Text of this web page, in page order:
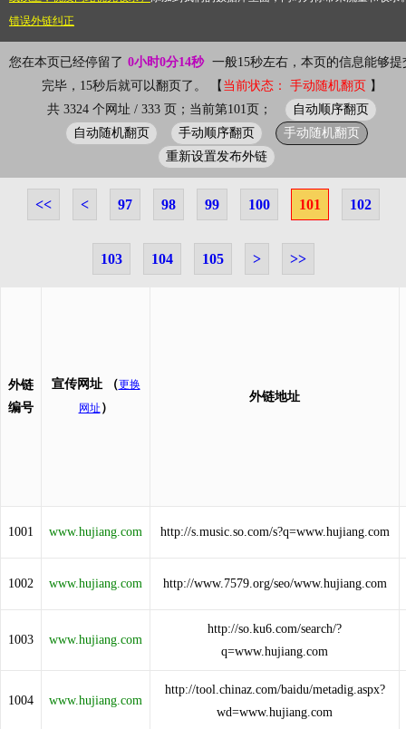
错误外链纠正
您在本页已经停留了 0小时0分14秒 一般15秒左右，本页的信息能够提
完毕，15秒后就可以翻页了。 【 当前状态： 手动随机翻页 】
共 3324 个网址 / 333 页；当前第101页；
自动顺序翻页
自动随机翻页
手动顺序翻页
手动随机翻页
重新设置发布外链
<< < 97 98 99 100 101 102
103 104 105 > >>
外链
编号
宣传网址 （更换
网址 ）
外链地址
1001 www.hujiang.com http://s.music.so.com/s?q=www.hujiang.com
1002 www.hujiang.com http://www.7579.org/seo/www.hujiang.com
1003 www.hujiang.com
http://so.ku6.com/search/?
q=www.hujiang.com
1004 www.hujiang.com
http://tool.chinaz.com/baidu/metadig.aspx?
wd=www.hujiang.com